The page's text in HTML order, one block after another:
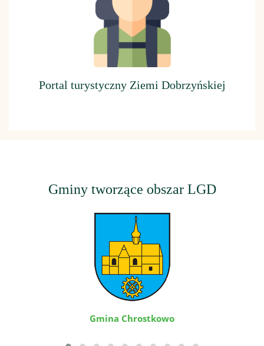
Portal turystyczny Ziemi Dobrzyńskiej
Gminy tworzące obszar LGD
Gmina Chrostkowo